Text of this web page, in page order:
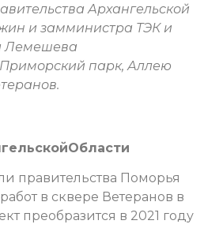
Архангельской
и замминистра ТЭК и
Лемешева
парк, Аллею
правительства Поморья
в сквере Ветеранов в
преобразится в 2021 году